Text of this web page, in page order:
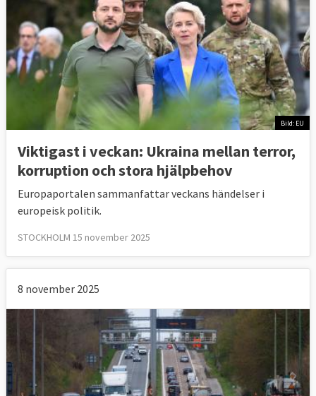
Bild: EU
Viktigast i veckan: Ukraina mellan terror,
korruption och stora hjälpbehov
Europaportalen sammanfattar veckans händelser i
europeisk politik.
STOCKHOLM 15 november 2025
8 november 2025